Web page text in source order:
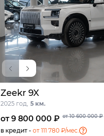
Zeekr 9X
2025 год, 5 км.
от 9 800 000 ₽ от 10 600 000 ₽
в кредит - от 111 780 ₽/мес.